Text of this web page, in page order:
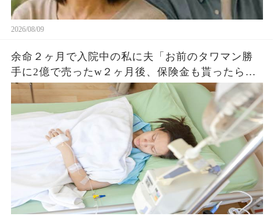
2026/08/09
余命２ヶ月で入院中の私に夫「お前のタワマン勝
手に2億で売ったw２ヶ月後、保険金も貰ったら彼
女と再婚するw」高2息子「大丈夫！手は打ってる
よ」7日後、悲惨な姿の夫が発見されw